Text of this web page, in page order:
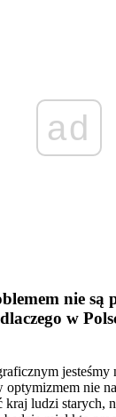
ad
nie są
w
jesteśmy
optymizmem nie
kraj ludzi starych,